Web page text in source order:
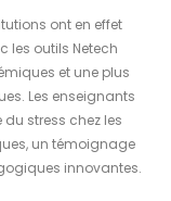
ont en effet
les outils Netech
et une plus
Les enseignants
stress chez les
un témoignage
innovantes.